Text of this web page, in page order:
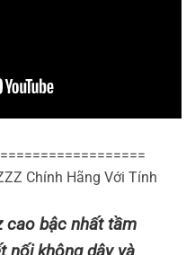
Chính Hãng Với Tính
cao bậc nhất tầm